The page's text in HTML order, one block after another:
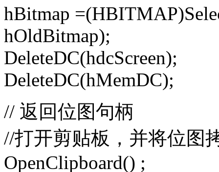
hBitmap
hOldBitmap);
DeleteDC(hdcScreen);
DeleteDC(hMemDC);
// 返回位图句柄
//打开剪贴板，并将位图
OpenClipboard() ;